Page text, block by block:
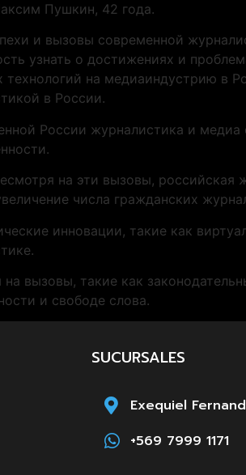
Пушкин, 42 года.
и вызовы современной
узнать о достижениях и
на медиаиндустрию в
в России.
России журналистика и
на эти вызовы, российская
числа гражданских
инновации, такие как
на вызовы, такие как
и свободе слова.
SUCURSALES
Exequiel
+569 7999 1171